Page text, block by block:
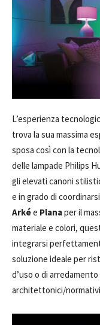
L’esperienza
trova la sua massima
sposa così con la
delle lampade Philips
gli elevati canoni
e in grado di
Arkée Planaper il
materiale e colori,
integrarsi
soluzione ideale per
d’uso o di
architettonici/